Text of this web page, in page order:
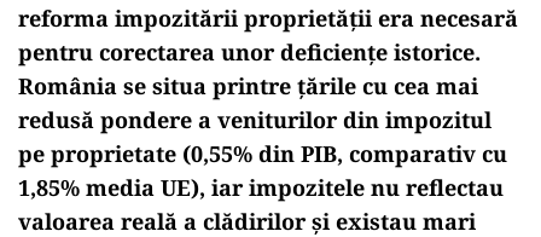
reforma impozitării proprietății era necesară
pentru corectarea unor deficiențe istorice.
România se situa printre țările cu cea mai
redusă pondere a veniturilor din impozitul
pe proprietate (0,55% din PIB, comparativ cu
1,85% media UE), iar impozitele nu reflectau
valoarea reală a clădirilor și existau mari